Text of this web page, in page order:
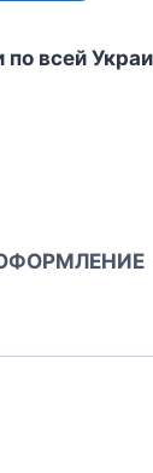
по всей